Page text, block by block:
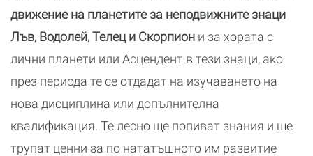
движение на планетите за неподвижните знаци
Лъв, Водолей, Телец и Скорпион и за хората с
лични планети или Асцендент в тези знаци, ако
през периода те се отдадат на изучаването на
нова дисциплина или допълнителна
квалификация. Те лесно ще попиват знания и ще
трупат ценни за по нататъшното им развитие